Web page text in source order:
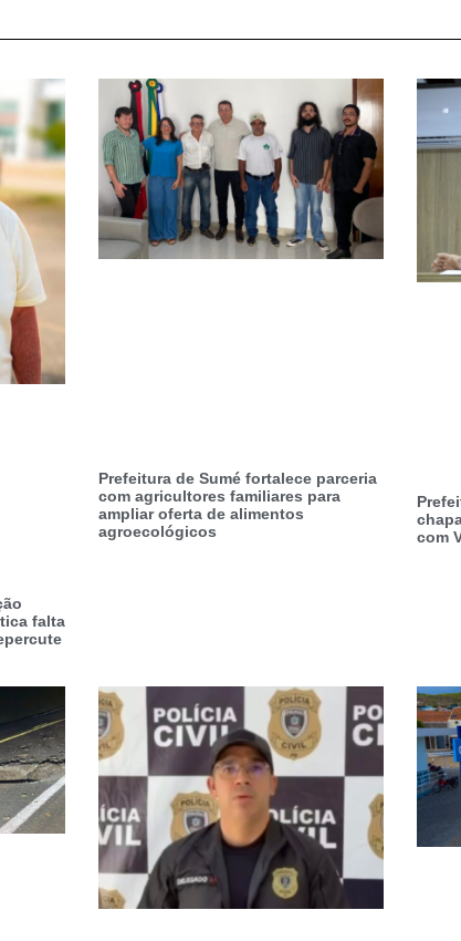
falta
Prefeitura de Sumé fortalece parceria
com agricultores familiares para
ampliar oferta de alimentos
agroecológicos
com